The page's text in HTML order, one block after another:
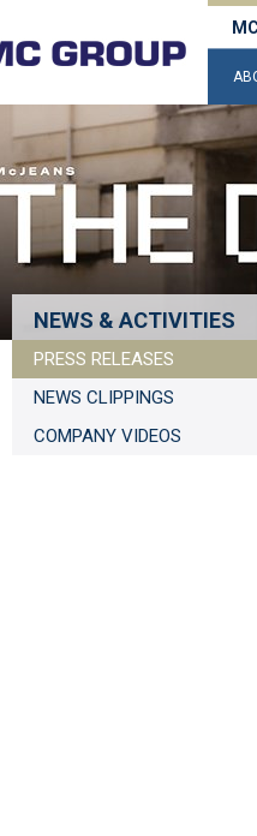
NEWS & ACTIVITIES
PRESS RELEASES
NEWS CLIPPINGS
COMPANY VIDEOS